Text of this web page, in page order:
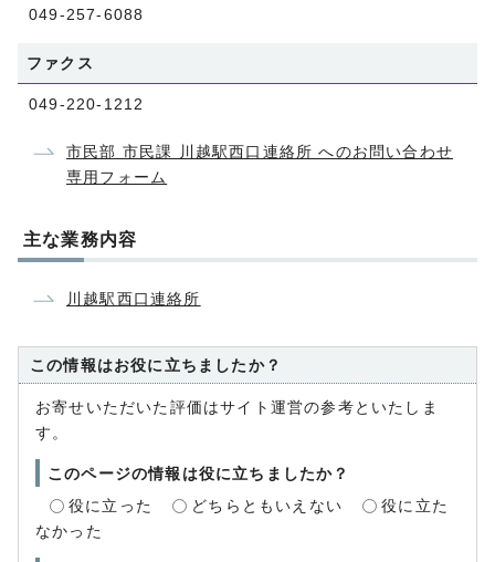
049-257-6088
ファクス
049-220-1212
市民部 市民課 川越駅西口連絡所 へのお問い合わせ
専用フォーム
主な業務内容
川越駅西口連絡所
この情報はお役に立ちましたか？
お寄せいただいた評価はサイト運営の参考といたしま
す。
このページの情報は役に立ちましたか？
役に立った
どちらともいえない
役に立た
なかった